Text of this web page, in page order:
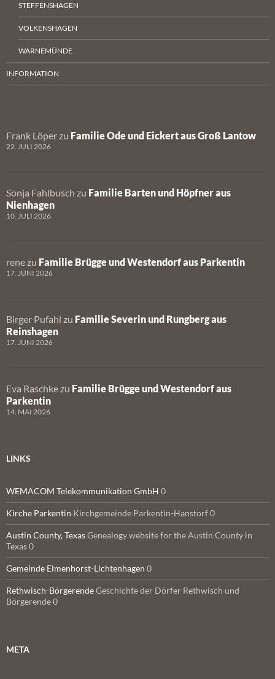
STEFFENSHAGEN
VOLKENSHAGEN
WARNEMÜNDE
INFORMATION
Frank Löper zu Familie Ode und Eickert aus Groß Lantow
22. JULI 2026
Sonja Fahlbusch zu Familie Barten und Höpfner aus
Nienhagen
10. JULI 2026
rene zu Familie Brügge und Westendorf aus Parkentin
17. JUNI 2026
Birger Pufahl zu Familie Severin und Rungberg aus
Reinshagen
17. JUNI 2026
Eva Raschke zu Familie Brügge und Westendorf aus
Parkentin
14. MAI 2026
LINKS
WEMACOM Telekommunikation GmbH 0
Kirche Parkentin Kirchgemeinde Parkentin-Hanstorf 0
Austin County, TexasGenealogy website for the Austin County in
Texas 0
Gemeinde Elmenhorst-Lichtenhagen 0
Rethwisch-BörgerendeGeschichte der Dörfer Rethwisch und
Börgerende 0
META